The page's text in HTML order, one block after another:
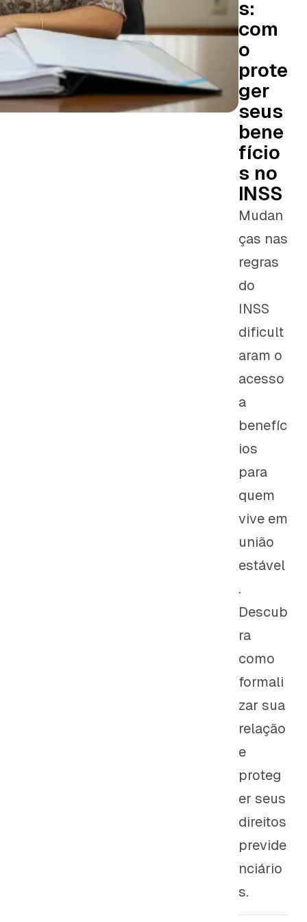
s:
com
o
prote
ger
seus
bene
fício
s no
INSS
Mudan
ças nas
regras
do
INSS
dificult
aram o
acesso
a
benefíc
ios
para
quem
vive em
união
estável
.
Descub
ra
como
formali
zar sua
relação
e
proteg
er seus
direitos
previde
nciário
s.